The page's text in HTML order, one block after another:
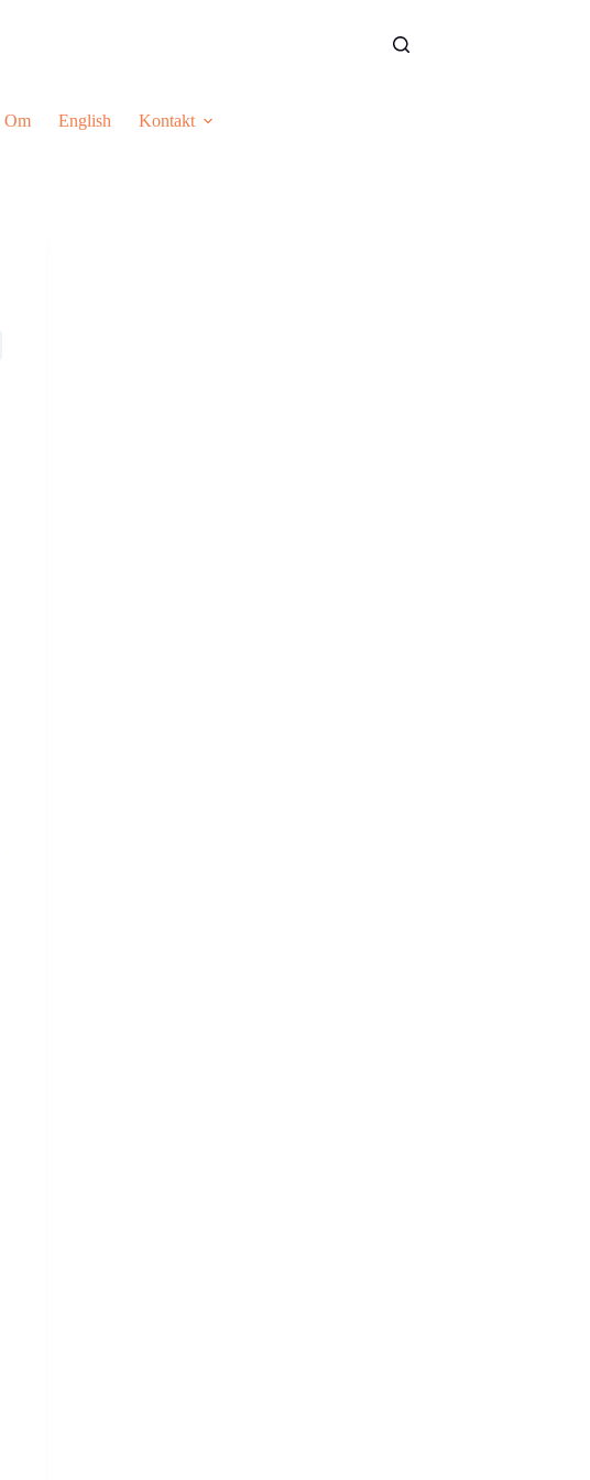
Om English Kontakt